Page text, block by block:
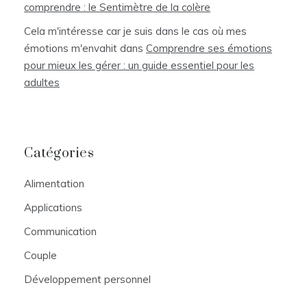
comprendre : le Sentimètre de la colère
Cela m'intéresse car je suis dans le cas où mes
émotions m'envahit dans Comprendre ses émotions
pour mieux les gérer : un guide essentiel pour les
adultes
Catégories
Alimentation
Applications
Communication
Couple
Développement personnel